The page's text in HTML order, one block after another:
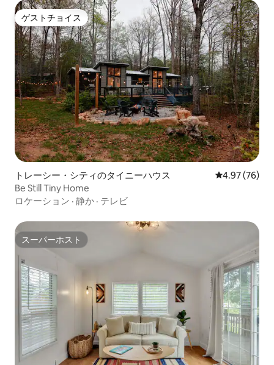
ゲストチョイス
ゲストチョイス
トレーシー・シティのタイニーハウス レビュー76
4.97 (76)
Be Still Tiny Home
ロケーション · 静か · テレビ
スーパーホスト
スーパーホスト